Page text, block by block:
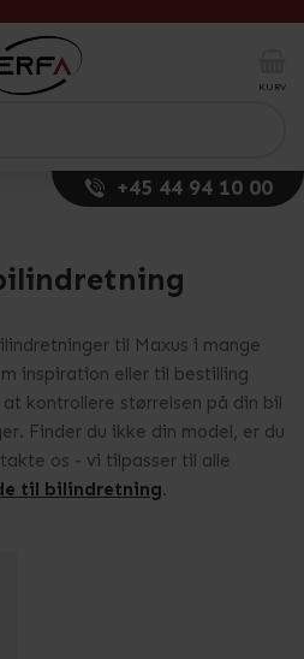
+45 44 94 10 00
KURV
til Maxus i mange
inspiration eller til bestilling
kontrollere størrelsen på din bil
Finder du ikke din model, er du
os - vi tilpasser til alle
til bilindretning.